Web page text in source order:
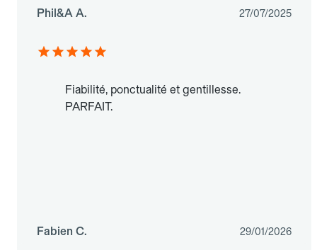
Phil&A A. 27/07/2025
Fiabilité, ponctualité et gentillesse.
PARFAIT.
Fabien C. 29/01/2026